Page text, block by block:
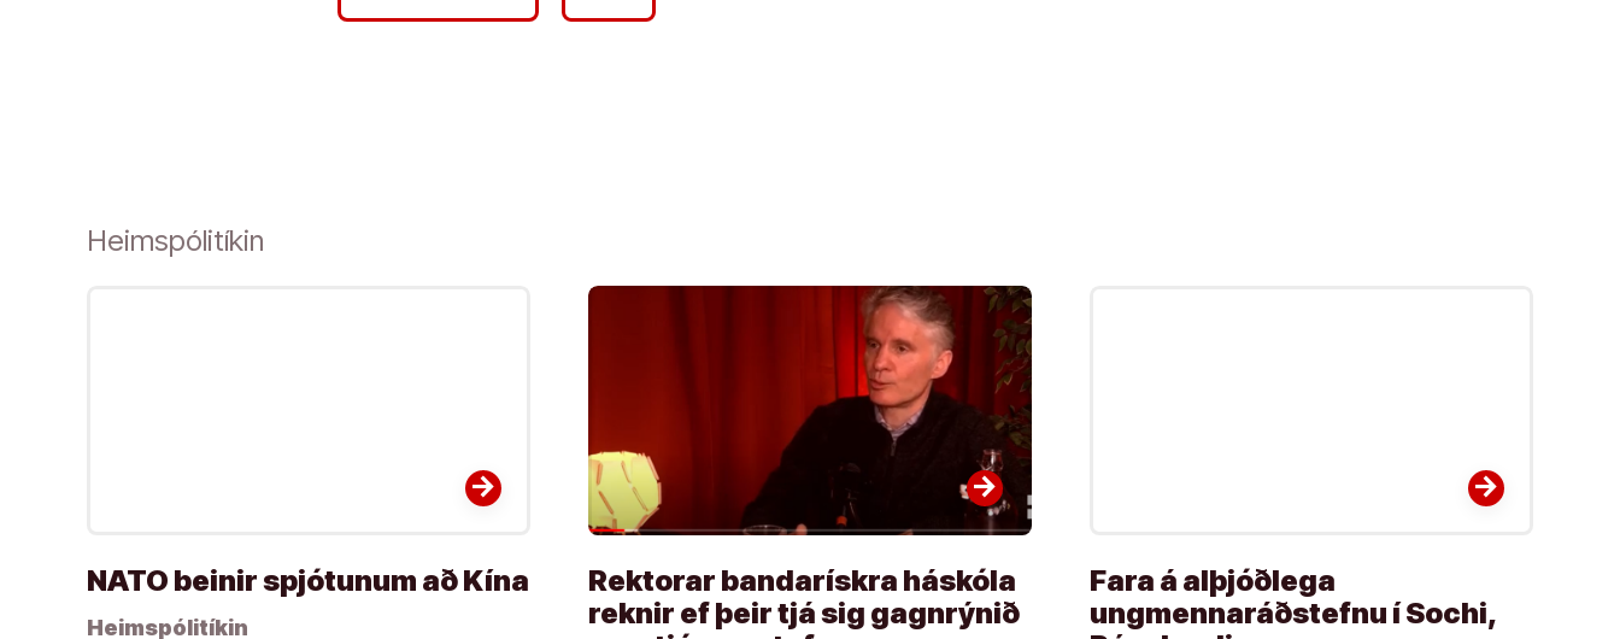
Heimspólitíkin
arrow_forward
NATO beinir spjótunum að Kína
Heimspólitíkin
arrow_forward
Rektorar bandarískra háskóla
reknir ef þeir tjá sig gagnrýnið
arrow_forward
Fara á alþjóðlega
ungmennaráðstefnu í Sochi,